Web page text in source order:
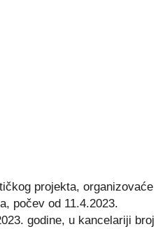
projekta, organizovaće
počev od 11.4.2023.
godine, u kancelariji broj